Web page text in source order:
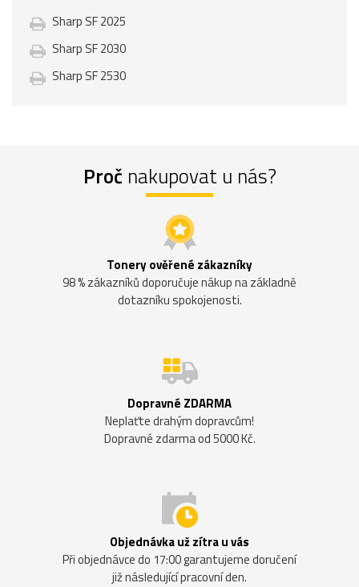
Sharp SF 2025
Sharp SF 2030
Sharp SF 2530
Proč nakupovat u nás?
Tonery ověřené zákazníky
98 % zákazníků doporučuje nákup na základně
dotazníku spokojenosti.
Dopravné ZDARMA
Neplaťte drahým dopravcům!
Dopravné zdarma od 5000 Kč.
Objednávka už zítra u vás
Při objednávce do 17:00 garantujeme doručení
již následující pracovní den.